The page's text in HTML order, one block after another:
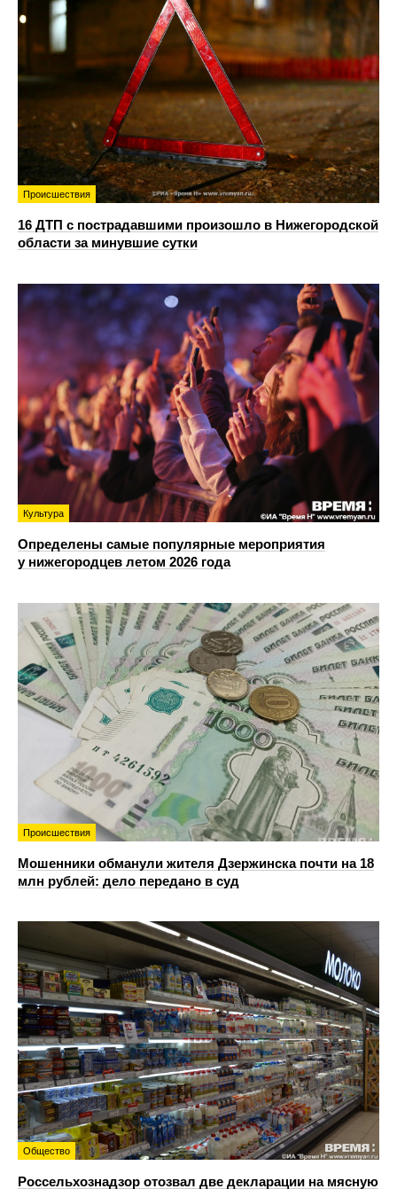
Происшествия
16 ДТП с пострадавшими произошло в Нижегородской
области за минувшие сутки
Культура
Определены самые популярные мероприятия
у нижегородцев летом 2026 года
Происшествия
Мошенники обманули жителя Дзержинска почти на 18
млн рублей: дело передано в суд
Общество
Россельхознадзор отозвал две декларации на мясную